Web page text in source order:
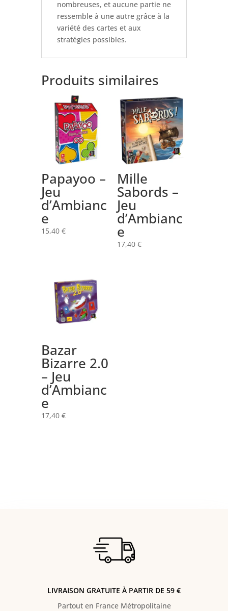
nombreuses, et aucune partie ne
ressemble à une autre grâce à la
variété des cartes et aux
stratégies possibles.
Produits similaires
Papayoo –
Jeu
d’Ambianc
e
15,40 €
Mille
Sabords –
Jeu
d’Ambianc
e
17,40 €
Bazar
Bizarre 2.0
– Jeu
d’Ambianc
e
17,40 €
LIVRAISON GRATUITE À PARTIR DE 59 €
Partout en France Métropolitaine